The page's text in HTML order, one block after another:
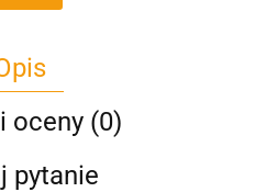
oceny (0)
pytanie